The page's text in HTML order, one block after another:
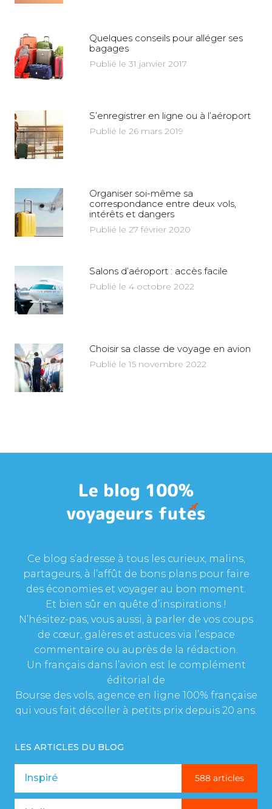
Quelques conseils pour alléger ses
bagages
Publié le 31 janvier 2017
S’enregistrer en ligne ou à l’aéroport
Publié le 26 mars 2019
Organiser soi-même sa
correspondance entre deux vols,
intérêts et dangers
Publié le 27 février 2020
Salons d’aéroport : accès facile
Publié le 4 octobre 2022
Choisir sa classe de voyage en avion
Publié le 15 novembre 2022
Ce blog s’adresse à tous les curieux, malins,
partageurs, à l’affût de bons plans pour faire
des économies et voyager au bon moment.
Et bien sûr en quête d’inspirations !
N’hésitez-pas, vous aussi, à parler de vos coups
de cœur, galères et astuces via l’espace
commentaire ou auprès de la rédaction.
Un français dans l’avion est le complément
éditorial de
Bourse des vols, agence en ligne 100% française
qui vous fait décoller à petits prix depuis 20 ans.
LES ARTICLES DU BLOG
Inspiré 588 articles